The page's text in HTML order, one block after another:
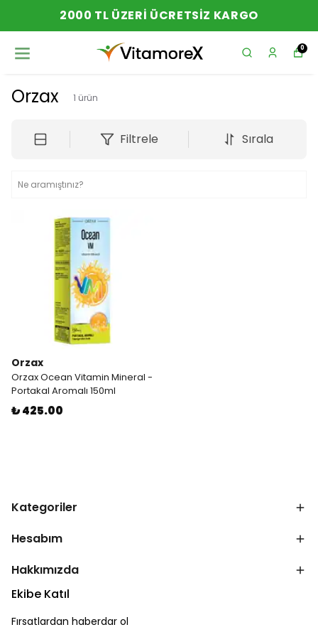
2000 TL ÜZERI ÜCRETSIZ KARGO
0
Orzax 1 ürün
Filtrele Sırala
Orzax
Orzax Ocean Vitamin Mineral -
Portakal Aromalı 150ml
₺ 425.00
Kategoriler
Hesabım
Hakkımızda
Ekibe Katıl
Fırsatlardan haberdar ol